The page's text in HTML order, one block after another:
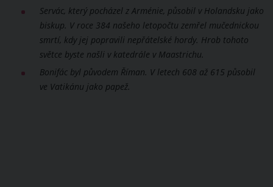
Servác, který pocházel z Arménie, působil v Holandsku jako
biskup. V roce 384 našeho letopočtu zemřel mučednickou
smrtí, kdy jej popravili nepřátelské hordy. Hrob tohoto
světce byste našli v katedrále v Maastrichu.
Bonifác byl původem Říman. V letech 608 až 615 působil
ve Vatikánu jako papež.